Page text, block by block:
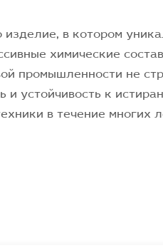
в котором
химические
промышленности не
и устойчивость к
в течение многих